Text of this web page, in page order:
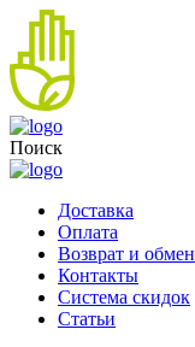
Поиск
Доставка
Оплата
Возврат и обмен
Контакты
Система скидок
Статьи